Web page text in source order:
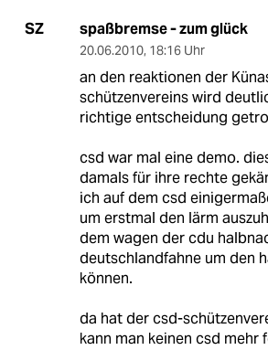
SZ spaßbremse - zum glück
20.06.2010, 18:16 Uhr
an den reaktionen der
schützenvereins wird
richtige entscheidung
csd war mal eine demo.
damals für ihre rechte
ich auf dem csd
um erstmal den lärm
dem wagen der cdu
deutschlandfahne um den
können.
da hat der csd-
kann man keinen csd mehr